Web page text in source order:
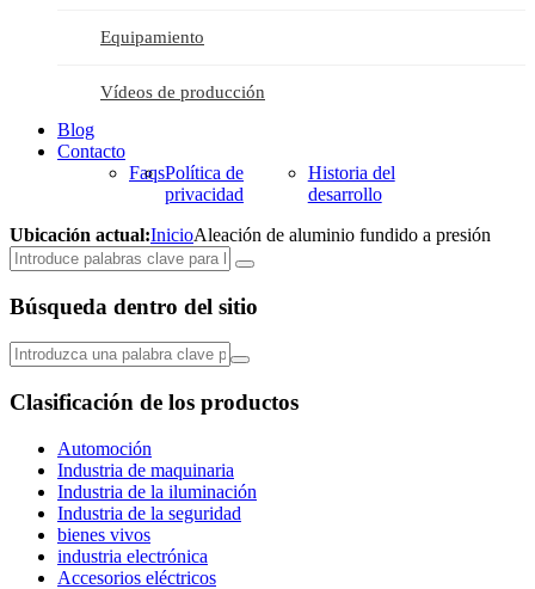
Equipamiento
Vídeos de producción
Blog
Contacto
FaqsPolítica de
privacidad
Historia del
desarrollo
Ubicación actual:InicioAleación de aluminio fundido a presión
Búsqueda dentro del sitio
Clasificación de los productos
Automoción
Industria de maquinaria
Industria de la iluminación
Industria de la seguridad
bienes vivos
industria electrónica
Accesorios eléctricos